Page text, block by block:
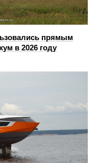
прямым
в 2026 году